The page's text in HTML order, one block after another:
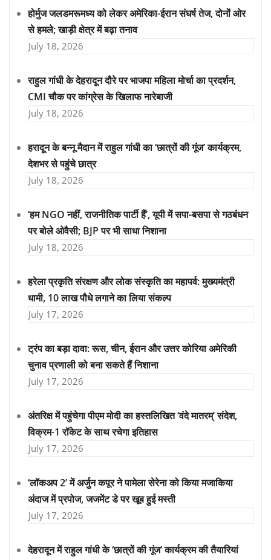
होर्मुज जलडमरूमध्य को लेकर अमेरिका-ईरान संघर्ष तेज, दोनों ओर
से हमले; खाड़ी क्षेत्र में बढ़ा तनाव
July 18, 2026
राहुल गांधी के देहरादून दौरे पर भाजपा महिला मोर्चा का प्रदर्शन,
CMI चौक पर कांग्रेस के खिलाफ नारेबाजी
July 18, 2026
हरादून के बन्नू मैदान में राहुल गांधी का ‘छात्रों की गूंज’ कार्यक्रम,
देशभर से पहुंचे छात्र
July 18, 2026
‘हम NGO नहीं, राजनीतिक पार्टी हैं’, यूपी में सपा-बसपा से गठबंधन
पर बोले ओवैसी; BJP पर भी साधा निशाना
July 18, 2026
हरेला प्रकृति संरक्षण और लोक संस्कृति का महापर्व: मुख्यमंत्री
धामी, 10 लाख पौधे लगाने का लिया संकल्प
July 17, 2026
ट्रंप का बड़ा दावा: रूस, चीन, ईरान और उत्तर कोरिया अमेरिकी
चुनाव प्रणाली को बना सकते हैं निशाना
July 17, 2026
अंतरिक्ष में पहुंचेगा पीएम मोदी का हस्तलिखित ‘वंदे मातरम्’ संदेश,
विक्रम-1 रॉकेट के साथ रचेगा इतिहास
July 17, 2026
‘लॉकअप 2’ में अर्जुन कपूर ने पामेला सेरेना को किया मजाकिया
अंदाज में प्रपोज, जजमेंट डे पर खूब हुई मस्ती
July 17, 2026
देहरादून में राहुल गांधी के ‘छात्रों की गूंज’ कार्यक्रम की तैयारियां